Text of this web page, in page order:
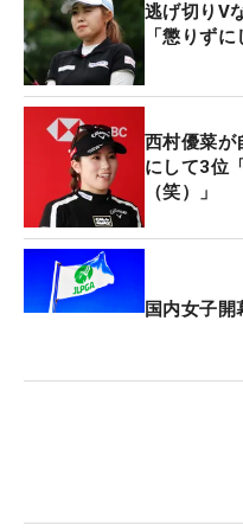
逃げ切りV
「懲りず
西村優菜
にして3位
（笑）」
国内女子